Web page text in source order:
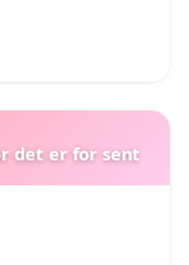
det er for sent